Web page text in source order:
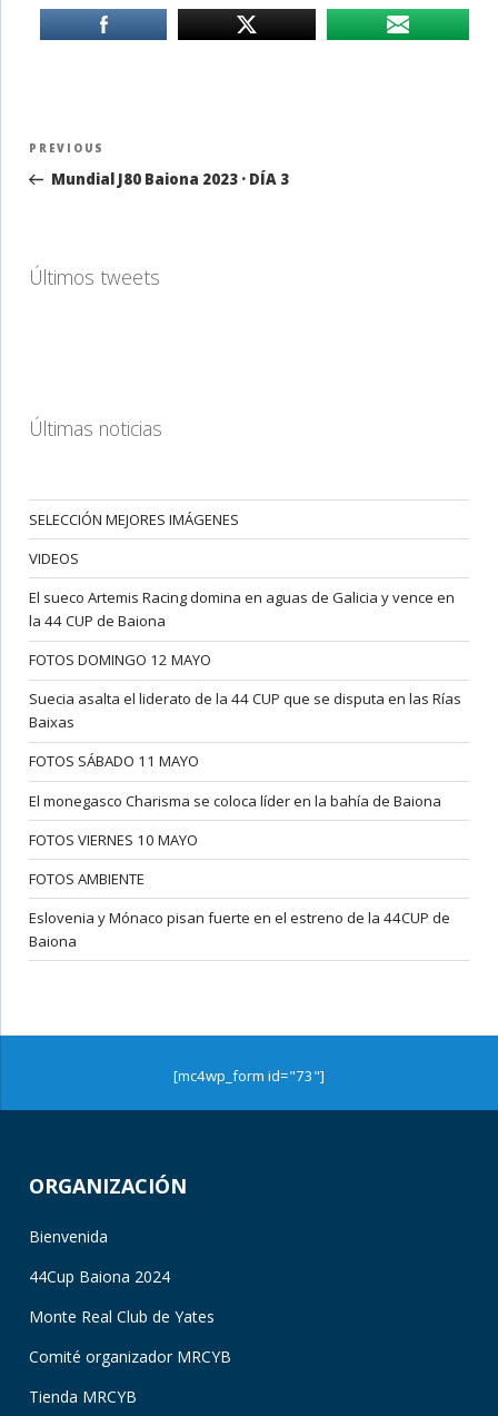
Navegación
entradas
Previous
Post
PREVIOUS
Mundial J80 Baiona 2023 · DÍA 3
Últimos tweets
Últimas noticias
SELECCIÓN MEJORES IMÁGENES
VIDEOS
El sueco Artemis Racing domina en aguas de Galicia y vence en
la 44 CUP de Baiona
FOTOS DOMINGO 12 MAYO
Suecia asalta el liderato de la 44 CUP que se disputa en las Rías
Baixas
FOTOS SÁBADO 11 MAYO
El monegasco Charisma se coloca líder en la bahía de Baiona
FOTOS VIERNES 10 MAYO
FOTOS AMBIENTE
Eslovenia y Mónaco pisan fuerte en el estreno de la 44CUP de
Baiona
[mc4wp_form id="73"]
ORGANIZACIÓN
Bienvenida
44Cup Baiona 2024
Monte Real Club de Yates
Comité organizador MRCYB
Tienda MRCYB